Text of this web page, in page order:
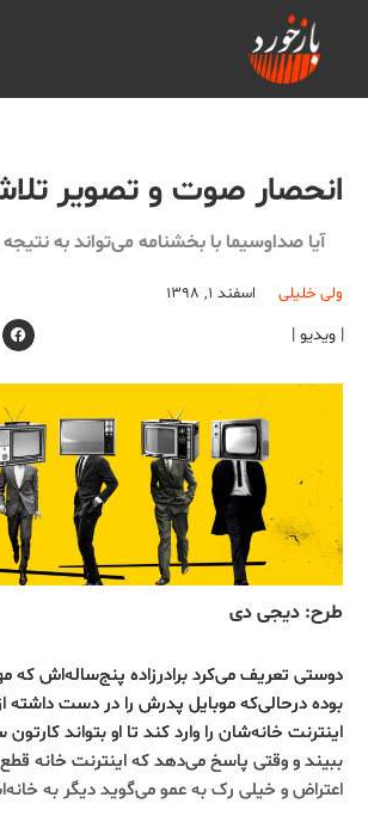
انحصار صوت و تصوير
آیا صداوسیما با بخشنامه می‌تواند به
ولی خلیلی اسفند ۱, ۱۳۹۸
| ویدیو |
طرح: دیجی دی
دوستی تعریف می‌کرد برادرزاده پنج‌ساله‌اش که
بوده درحالی‌كه موبایل پدرش را در دست داشته
اینترنت خانه‌شان را وارد کند تا او بتواند
ببیند و وقتی پاسخ می‌دهد که اینترنت خانه قطع
اعتراض و خیلی رک به عمو می‌گوید دیگر به